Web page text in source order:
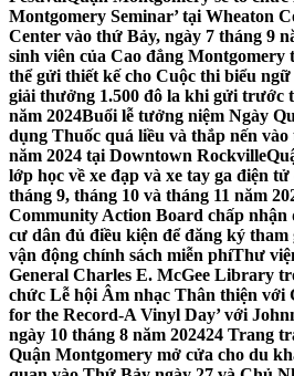
Montgomery Seminar’ tại Wheaton
Center vào thứ Bảy, ngày 7 tháng 9
sinh viên của Cao đẳng Montgomery
thể gửi thiết kế cho Cuộc thi biểu
giải thưởng 1.500 đô la khi gửi trước
năm 2024Buổi lễ tưởng niệm Ngày
dụng Thuốc quá liều và thắp nến
năm 2024 tại Downtown Rockville
lớp học về xe đạp và xe tay ga điện
tháng 9, tháng 10 và tháng 11 năm
Community Action Board chấp
cư dân đủ điều kiện để đăng ký
vận động chính sách miễn phíThư
General Charles E. McGee Library
chức Lễ hội Âm nhạc Thân thiện với
for the Record-A Vinyl Day’ với
ngày 10 tháng 8 năm 202424 Trang
Quận Montgomery mở cửa cho du